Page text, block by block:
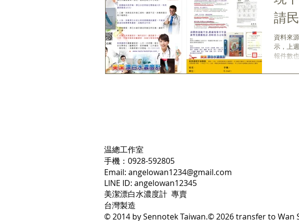
請
資料來源：疾病管制
示，上
報件數
不可輕
​温總工作室
​手機：0928-592805
Email: angelowan1234@gmail.com
LINE ID: angelowan12345
美潔漂白水濃度計 專賣
台灣製造
© 2014 by Sennotek Taiwan.© 2026 transfer to Wan